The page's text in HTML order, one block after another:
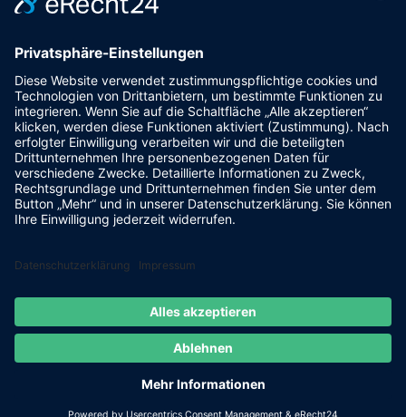
93128 Steinsberg
pr@fsv-steinsberg.de
Social
Webmail Datenschutzerklärung
Impressum
internet-lokal.de